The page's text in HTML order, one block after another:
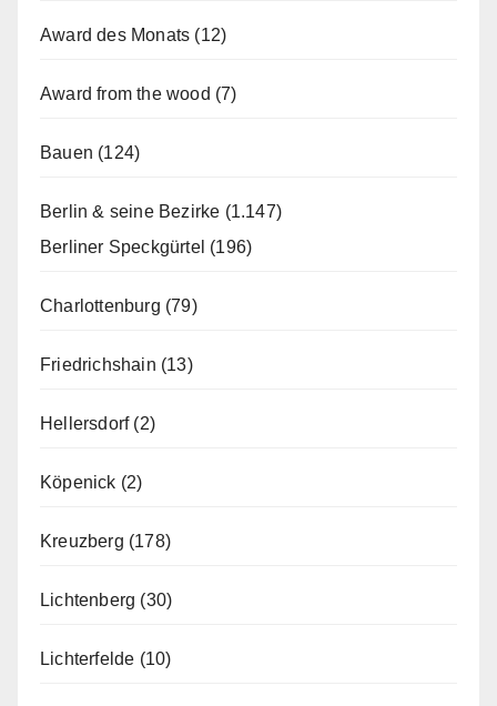
Award des Monats (12)
Award from the wood (7)
Bauen (124)
Berlin & seine Bezirke (1.147)
Berliner Speckgürtel (196)
Charlottenburg (79)
Friedrichshain (13)
Hellersdorf(2)
Köpenick (2)
Kreuzberg (178)
Lichtenberg (30)
Lichterfelde (10)